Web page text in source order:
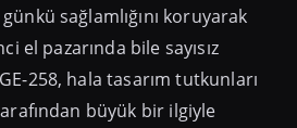
sağlamlığını koruyarak
el pazarında bile sayısız
258, hala tasarım tutkunları
büyük bir ilgiyle